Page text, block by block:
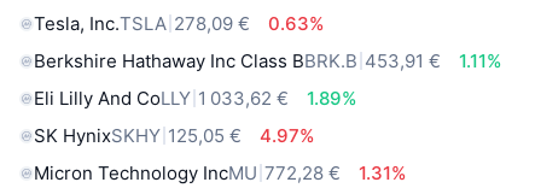
Tesla, Inc.TSLA 278,09 €
0.63%
Berkshire Hathaway Inc Class BBRK.B 453,91 €
1.11%
Eli Lilly And CoLLY 1 033,62 €
1.89%
SK HynixSKHY 125,05 €
4.97%
Micron Technology IncMU 772,28 €
1.31%